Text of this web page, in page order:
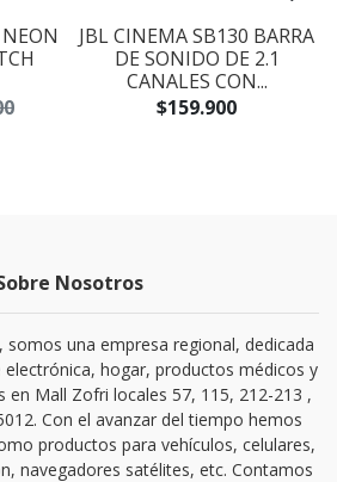
JBL CINEMA SB130 BARRA
DE SONIDO DE 2.1
CANALES CON...
$159.900
Nosotros
somos una empresa regional, dedicada
hogar, productos médicos y
en Mall Zofri locales 57, 115, 212-213 ,
Con el avanzar del tiempo hemos
productos para vehículos, celulares,
navegadores satélites, etc. Contamos